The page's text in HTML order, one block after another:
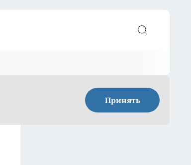
Принять